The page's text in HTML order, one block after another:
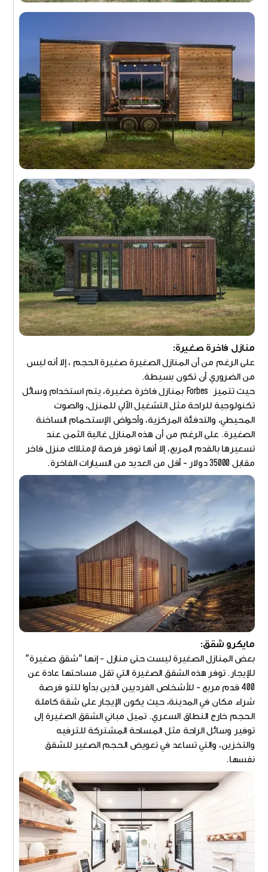
منازل فاخرة صغيرة:
على الرغم من أن المنازل الصغيرة صغيرة الحجم ، إلا أنه ليس
من الضروري أن تكون بسيطة.
حيث تتميز Forbes بمنازل فاخرة صغيرة، يتم استخدام وسائل
تكنولوجية للراحة مثل التشغيل الآلي للمنزل، والصوت
المحيطي، والتدفئة المركزية، وأحواض الإستحمام الساخنة
الصغيرة. على الرغم من أن هذه المنازل غالية الثمن عند
تسعيرها بالقدم المربع، إلا أنها توفر فرصة لإمتلاك منزل فاخر
مقابل 35000 دولار - أقل من العديد من السيارات الفاخرة.
مايكرو شقق:
بعض المنازل الصغيرة ليست حتى منازل - إنها "شقق صغيرة"
للإيجار. توفر هذه الشقق الصغيرة التي تقل مساحتها عادة عن
400 قدم مربع - للأشخاص الفرديين الذين بدأوا للتو فرصة
شراء مكان في المدينة، حيث يكون الإيجار على شقة كاملة
الحجم خارج النطاق السعري. تميل مباني الشقق الصغيرة إلى
توفير وسائل الراحة مثل المساحة المشتركة للترفيه
والتخزين، والتي تساعد في تعويض الحجم الصغير للشقق
نفسها.